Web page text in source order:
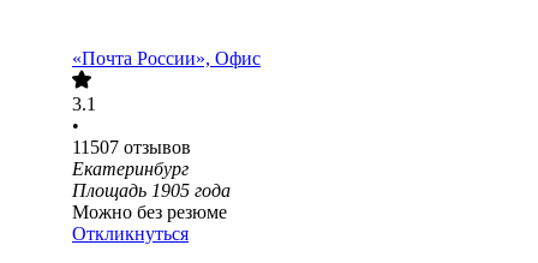
«Почта России», Офис
3.1
•
11507 отзывов
Екатеринбург
Площадь 1905 года
Можно без резюме
Откликнуться